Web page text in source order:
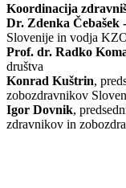
Koordinacija
Dr. Zdenka Čebašek
Slovenije in vodja
Prof. dr. Radko
društva
Konrad Kuštrin,
zobozdravnikov
Igor Dovnik,
zdravnikov in